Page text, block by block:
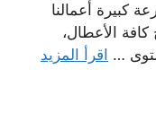
كبيرة أعمالنا
الأعطال،
… اقرأ المزيد